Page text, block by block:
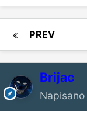
PREV
Brijac
Napisano